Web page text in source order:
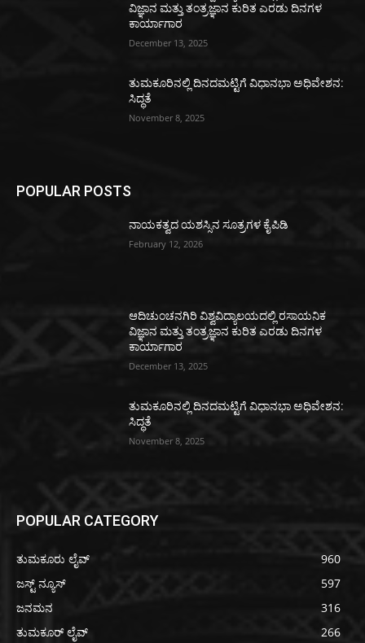
ವಿಜ್ಞಾನ ಮತ್ತು ತಂತ್ರಜ್ಞಾನ ಕುರಿತ ಎರಡು ದಿನಗಳ
ಕಾರ್ಯಾಗಾರ
December 13, 2025
ತುಮಕೂರಿನಲ್ಲಿ ದಿನದಮಟ್ಟಿಗೆ ವಿಧಾನಭಾ ಅಧಿವೇಶನ:
ಸಿದ್ಧತೆ
November 8, 2025
POPULAR POSTS
ನಾಯಕತ್ವದ ಯಶಸ್ಸಿನ ಸೂತ್ರಗಳ ಕೈಪಿಡಿ
February 12, 2026
ಆದಿಚುಂಚನಗಿರಿ ವಿಶ್ವವಿದ್ಯಾಲಯದಲ್ಲಿ ರಸಾಯನಿಕ
ವಿಜ್ಞಾನ ಮತ್ತು ತಂತ್ರಜ್ಞಾನ ಕುರಿತ ಎರಡು ದಿನಗಳ
ಕಾರ್ಯಾಗಾರ
December 13, 2025
ತುಮಕೂರಿನಲ್ಲಿ ದಿನದಮಟ್ಟಿಗೆ ವಿಧಾನಭಾ ಅಧಿವೇಶನ:
ಸಿದ್ಧತೆ
November 8, 2025
POPULAR CATEGORY
ತುಮಕೂರು ಲೈವ್
960
ಜಸ್ಟ್ ನ್ಯೂಸ್
597
ಜನಮನ
316
ತುಮಕೂರ್ ಲೈವ್
266